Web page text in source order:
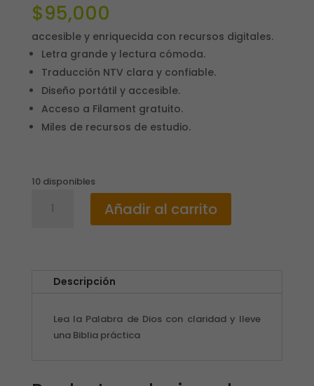
$95,000
accesible y enriquecida con recursos digitales.
Letra grande y lectura cómoda.
Traducción NTV clara y confiable.
Diseño portátil y accesible.
Acceso a Filament gratuito.
Miles de recursos de estudio.
10 disponibles
Valor
cantidad
Añadir al carrito
Descripción
Lea la Palabra de Dios con claridad y lleve
una Biblia práctica